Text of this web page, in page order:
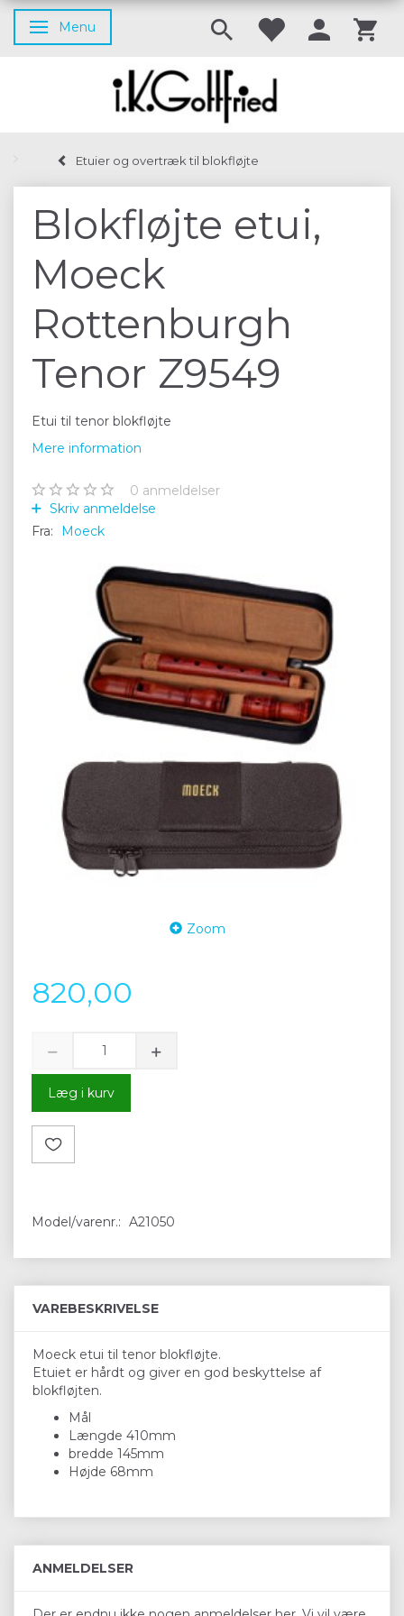
Skifte navigation
Menu
Etuier og overtræk til blokfløjte
Blokfløjte etui,
Moeck
Rottenburgh
Tenor Z9549
Etui til tenor blokfløjte
Mere information
0 anmeldelser
Skriv anmeldelse
Fra:
Moeck
Zoom
820,00
Læg i kurv
Model/varenr.: A21050
VAREBESKRIVELSE
Moeck etui til tenor blokfløjte.
Etuiet er hårdt og giver en god beskyttelse af
blokfløjten.
Mål
Længde 410mm
bredde 145mm
Højde 68mm
ANMELDELSER